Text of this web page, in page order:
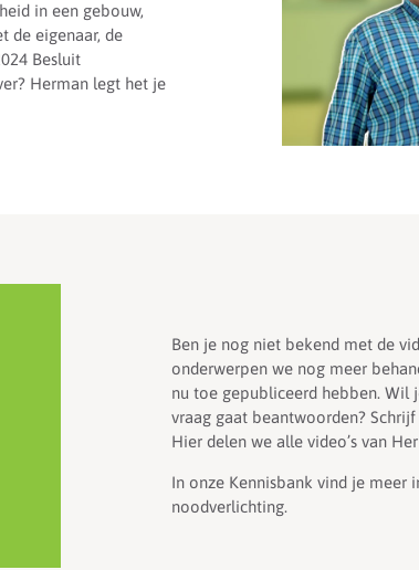
in een gebouw,
de eigenaar, de
Besluit
Herman legt het je
Ben je nog niet bekend met de
onderwerpen we nog meer
nu toe gepubliceerd hebben. Wil
vraag gaat beantwoorden?
Hier delen we alle video’s van
In onze Kennisbank vind je
noodverlichting.